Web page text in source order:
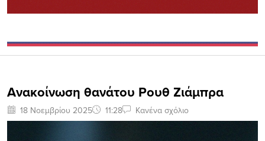
Ανακοίνωση θανάτου Ρουθ Ζιάμπρα
18 Νοεμβρίου 2025 11:28 Κανένα σχόλιο